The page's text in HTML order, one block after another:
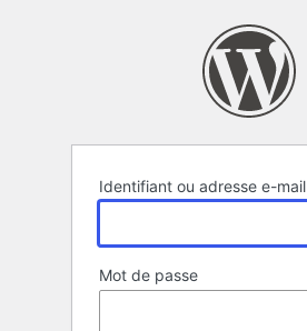
Identifiant ou adresse e-mail
Mot de passe